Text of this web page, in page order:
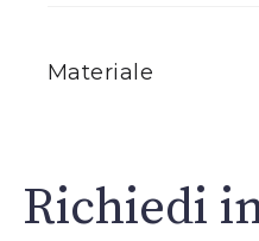
Materiale
Richiedi